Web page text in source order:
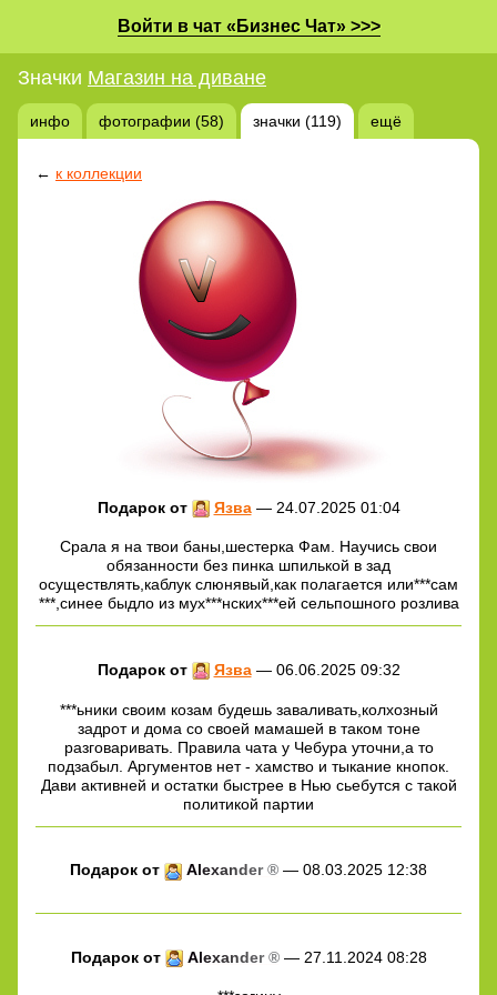
Войти в чат «Бизнес Чат» >>>
Значки Магазин на диване
инфо фотографии (58) значки (119) ещё
← к коллекции
Подарок от Язва— 24.07.2025 01:04
Срала я на твои баны,шестерка Фам. Научись свои
обязанности без пинка шпилькой в зад
осуществлять,каблук слюнявый,как полагается или***сам
***,синее быдло из мух***нских***ей сельпошного розлива
Подарок от Язва— 06.06.2025 09:32
***ьники своим козам будешь заваливать,колхозный
задрот и дома со своей мамашей в таком тоне
разговаривать. Правила чата у Чебура уточни,а то
подзабыл. Аргументов нет - хамство и тыкание кнопок.
Дави активней и остатки быстрее в Нью сьебутся с такой
политикой партии
Подарок от Alexander ® — 08.03.2025 12:38
Подарок от Alexander ®— 27.11.2024 08:28